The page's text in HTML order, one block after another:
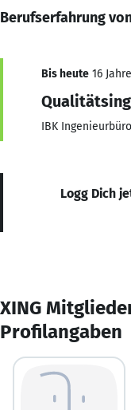
Berufserfahrung
Bis heute 16
IBK
Logg Dich
XING
Profilangaben